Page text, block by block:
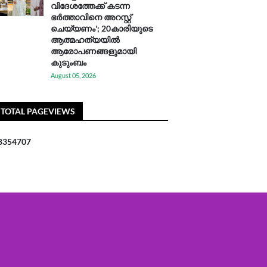
വിദേശത്തേക്ക് കടന്ന
ഭർത്താവിനെ അറസ്റ്റ്
ചെയ്യണം'; 20കാരിയുടെ
ആത്മഹത്യയിൽ
ആരോപണങ്ങളുമായി
കുടുംബം
August 05, 2026
TOTAL PAGEVIEWS
354707